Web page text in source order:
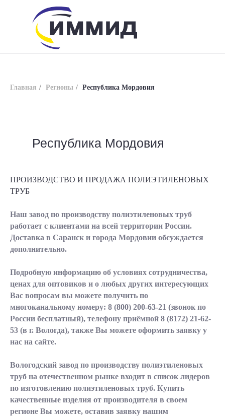
8 (800) 200-56-01
info@immid.ru
Главная / Регионы / Республика Мордовия
Республика Мордовия
ПРОИЗВОДСТВО И ПРОДАЖА ПОЛИЭТИЛЕНОВЫХ
ТРУБ
Наш завод по производству полиэтиленовых труб
работает с клиентами на всей территории России.
Доставка в Саранск и города Мордовии обсуждается
дополнительно.
Подробную информацию об условиях сотрудничества,
ценах для оптовиков и о любых других интересующих
Вас вопросам вы можете получить по
многоканальному номеру: 8 (800) 200-63-21 (звонок по
России бесплатный), телефону приёмной 8 (8172) 21-62-
53 (в г. Вологда), также Вы можете оформить заявку у
нас на сайте.
Вологодский завод по производству полиэтиленовых
труб на отечественном рынке входит в список лидеров
по изготовлению полиэтиленовых труб. Купить
качественные изделия от производителя в своем
регионе Вы можете, оставив заявку нашим